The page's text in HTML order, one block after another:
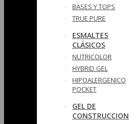
BASES Y‎ TOPS
TRUE PURE
ESMALTES
CLÁSICOS
NUTRICOLOR
HYBRID GEL
HIPOALERGENICO
POCKET
GEL DE
CONSTRUCCION